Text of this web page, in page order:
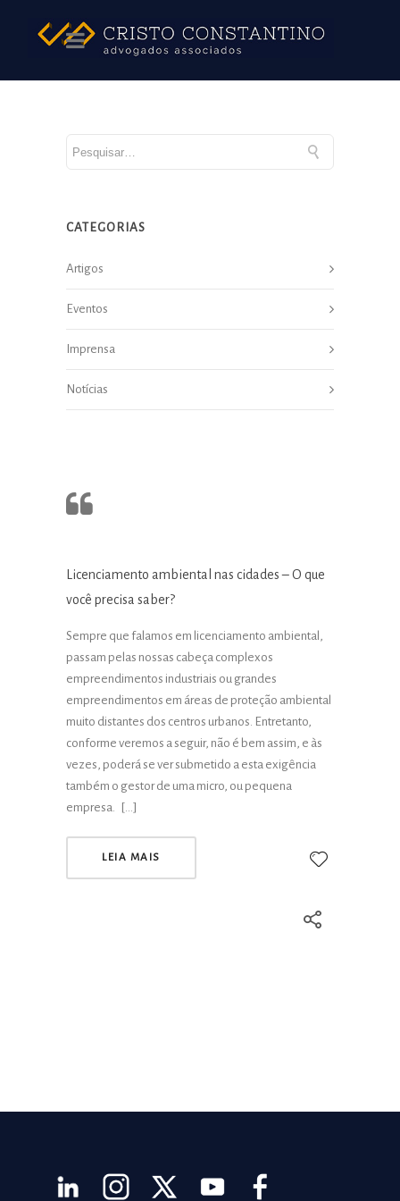
CATEGORIAS
Artigos
Eventos
Imprensa
Notícias
Licenciamento ambiental nas cidades – O que
você precisa saber?
Sempre que falamos em licenciamento ambiental,
passam pelas nossas cabeça complexos
empreendimentos industriais ou grandes
empreendimentos em áreas de proteção ambiental
muito distantes dos centros urbanos. Entretanto,
conforme veremos a seguir, não é bem assim, e às
vezes, poderá se ver submetido a esta exigência
também o gestor de uma micro, ou pequena
empresa. […]
LEIA MAIS